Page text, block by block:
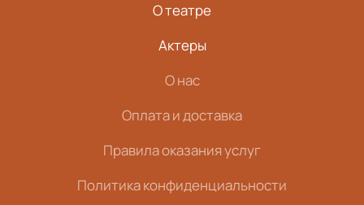
О театре
Актеры
О нас
Оплата и доставка
Правила оказания услуг
Политика конфиденциальности